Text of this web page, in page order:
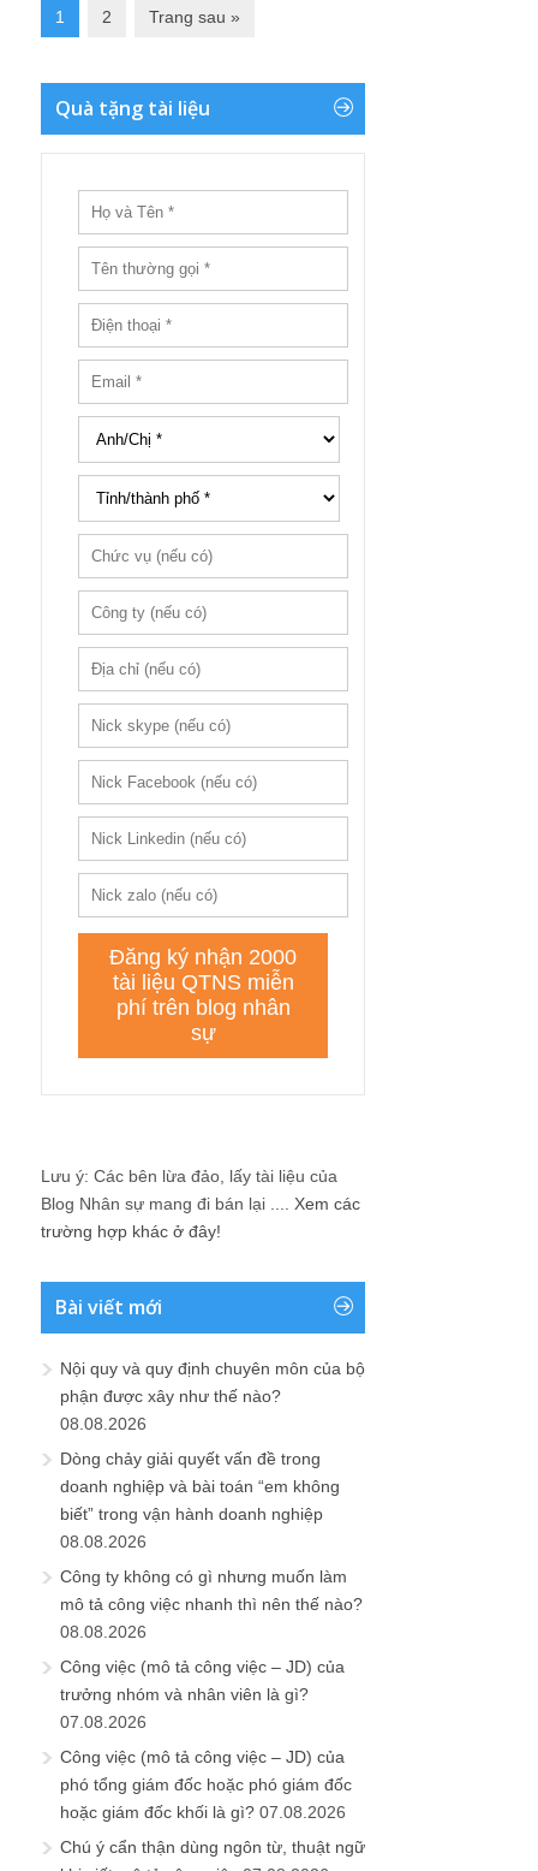
1 2 Trang sau »
Quà tặng tài liệu
Lưu ý: Các bên lừa đảo, lấy tài liệu của
Blog Nhân sự mang đi bán lại .... Xem các
trường hợp khác ở đây!
Bài viết mới
Nội quy và quy định chuyên môn của bộ
phận được xây như thế nào?
08.08.2026
Dòng chảy giải quyết vấn đề trong
doanh nghiệp và bài toán “em không
biết” trong vận hành doanh nghiệp
08.08.2026
Công ty không có gì nhưng muốn làm
mô tả công việc nhanh thì nên thế nào?
08.08.2026
Công việc (mô tả công việc – JD) của
trưởng nhóm và nhân viên là gì?
07.08.2026
Công việc (mô tả công việc – JD) của
phó tổng giám đốc hoặc phó giám đốc
hoặc giám đốc khối là gì? 07.08.2026
Chú ý cẩn thận dùng ngôn từ, thuật ngữ